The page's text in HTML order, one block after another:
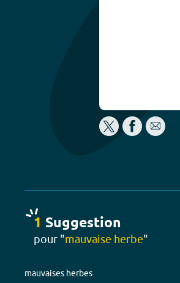
1 Suggestion
pour "mauvaise herbe"
mauvaises herbes